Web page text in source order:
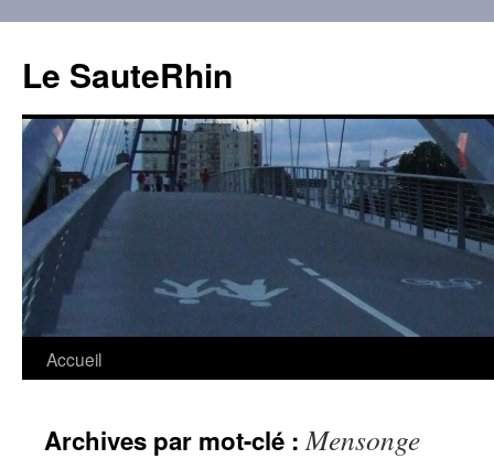
contenu
Le SauteRhin
Accueil
Archives par mot-clé :Mensonge